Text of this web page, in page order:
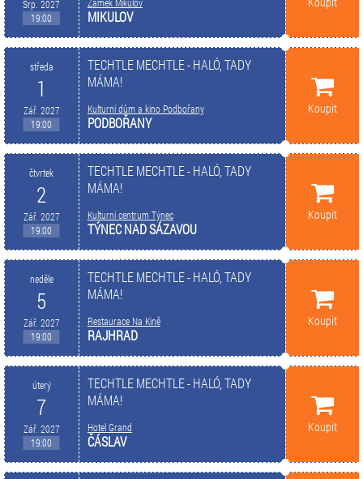
Srp. 2027
19:00
MIKULOV
středa
1
Zář. 2027
19:00
TECHTLE MECHTLE - HALÓ, TADY
MÁMA!
Kulturní dům a kino Podbořany
PODBOŘANY
Koupit
čtvrtek
2
Zář. 2027
19:00
TECHTLE MECHTLE - HALÓ, TADY
MÁMA!
Kulturní centrum Týnec
TÝNEC NAD SÁZAVOU
Koupit
neděle
5
Zář. 2027
19:00
TECHTLE MECHTLE - HALÓ, TADY
MÁMA!
Restaurace Na Kině
RAJHRAD
Koupit
úterý
7
Zář. 2027
19:00
TECHTLE MECHTLE - HALÓ, TADY
MÁMA!
Hotel Grand
ČÁSLAV
Koupit